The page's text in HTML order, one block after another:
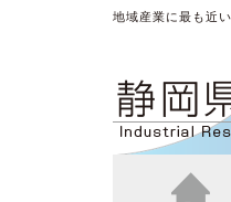
地域産業に最も近